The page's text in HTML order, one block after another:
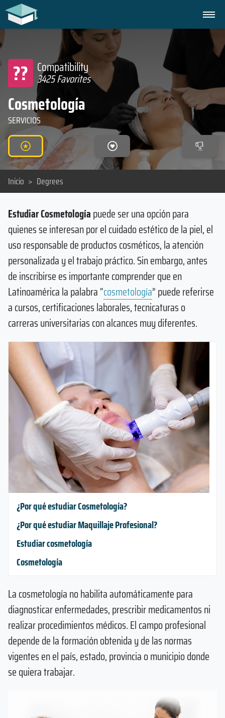
Cosmetología
Compatibility
3425 Favorites
??
SERVICIOS
Inicio > Degrees
Estudiar Cosmetologíapuede ser una opción para
quienes se interesan por el cuidado estético de la piel, el
uso responsable de productos cosméticos, la atención
personalizada y el trabajo práctico. Sin embargo, antes
de inscribirse es importante comprender que en
Latinoamérica la palabra “cosmetología” puede referirse
a cursos, certificaciones laborales, tecnicaturas o
carreras universitarias con alcances muy diferentes.
¿Por qué estudiar Cosmetología?
¿Por qué estudiar Maquillaje Profesional?
Estudiar cosmetología
Cosmetología
La cosmetología no habilita automáticamente para
diagnosticar enfermedades, prescribir medicamentos ni
realizar procedimientos médicos. El campo profesional
depende de la formación obtenida y de las normas
vigentes en el país, estado, provincia o municipio donde
se quiera trabajar.